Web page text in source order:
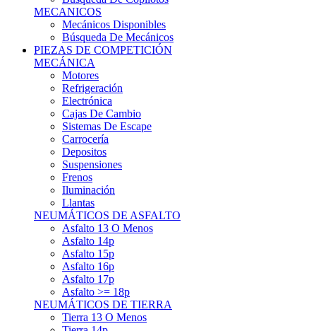
Mecánicos Disponibles
Búsqueda De Mecánicos
PIEZAS DE COMPETICIÓN
MECÁNICA
Motores
Refrigeración
Electrónica
Cajas De Cambio
Sistemas De Escape
Carrocería
Depositos
Suspensiones
Frenos
Iluminación
Llantas
NEUMÁTICOS DE ASFALTO
Asfalto 13 O Menos
Asfalto 14p
Asfalto 15p
Asfalto 16p
Asfalto 17p
Asfalto >= 18p
NEUMÁTICOS DE TIERRA
Tierra 13 O Menos
Tierra 14p
Tierra >= 15p